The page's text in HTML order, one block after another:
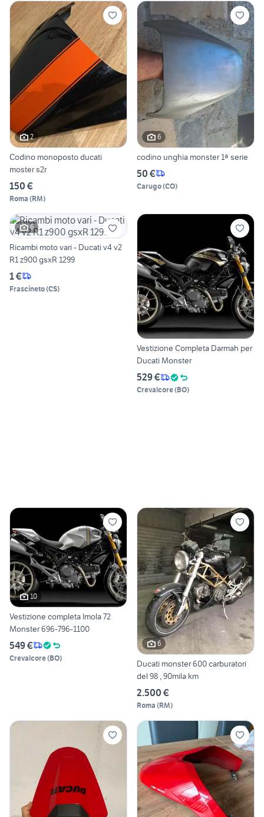
2
Codino monoposto ducati
moster s2r
150 €
Roma (RM)
6
codino unghia monster 1ª serie
50 €
Carugo(CO)
6
Ricambi moto vari - Ducati v4 v2
R1 z900 gsxR 1299
1 €
Frascineto(CS)
Vestizione Completa Darmah per
Ducati Monster
529 €
Crevalcore(BO)
10
Vestizione completa Imola 72
Monster 696-796-1100
549 €
Crevalcore(BO)
6
Ducati monster 600 carburatori
del 98 , 90mila km
2.500 €
Roma (RM)